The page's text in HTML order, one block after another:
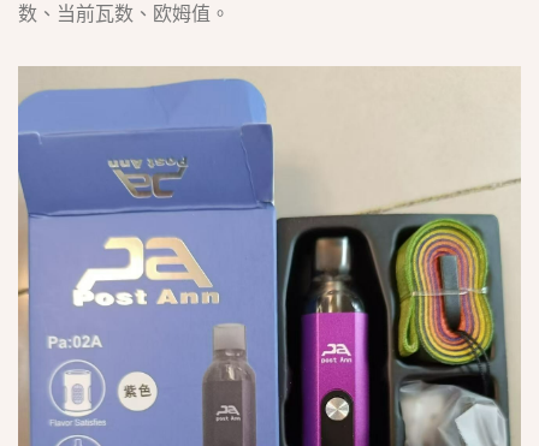
数、当前瓦数、欧姆值。